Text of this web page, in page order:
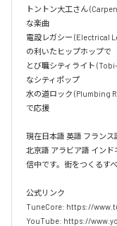
トントン大工さん
な楽曲
電設レガシー (Electrical
の利いたヒップホップで
とび職シティライト
なシティポップ
水の道ロック (Plumbing
で応援
現在日本語 英語 フランス
北京語 アラビア語 イン
信中です。街をつくるす
公式リンク
TuneCore: https://
YouTube: https://